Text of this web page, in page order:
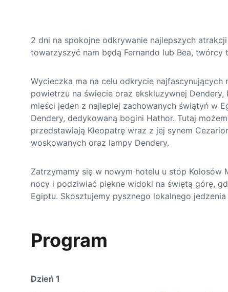
2 dni na spokojne odkrywanie najlepszych
towarzyszyć nam będą Fernando lub Bea,
Wycieczka ma na celu odkrycie najfascynujących
powietrzu na świecie oraz ekskluzywnej
mieści jeden z najlepiej zachowanych świątyń w
Dendery, dedykowaną bogini Hathor. Tutaj
przedstawiają Kleopatrę wraz z jej synem
woskowanych oraz lampy Dendery.
Zatrzymamy się w nowym hotelu u stóp Kolosów
nocy i podziwiać piękne widoki na świętą górę,
Egiptu. Skosztujemy pysznego lokalnego
Program
Dzień 1